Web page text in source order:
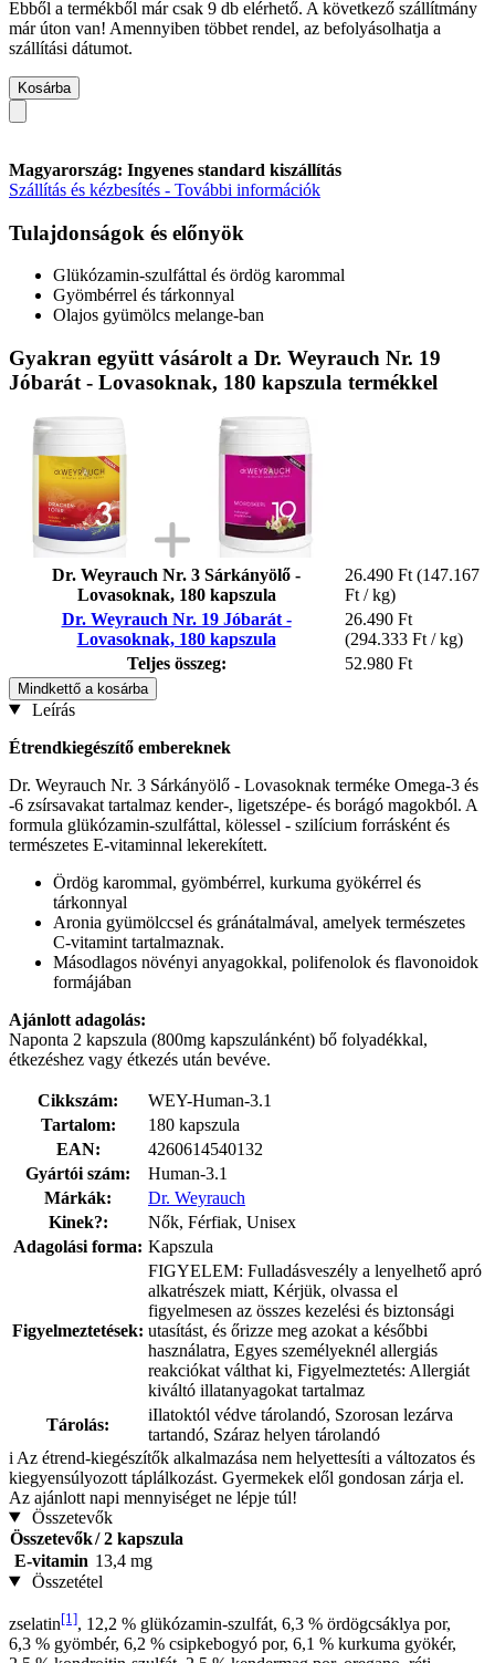
Ebből a termékből már csak 9 db elérhető. A következő szállítmány
már úton van! Amennyiben többet rendel, az befolyásolhatja a
szállítási dátumot.
Kosárba
Magyarország: Ingyenes standard kiszállítás
Szállítás és kézbesítés - További információk
Tulajdonságok és előnyök
Glükózamin-szulfáttal és ördög karommal
Gyömbérrel és tárkonnyal
Olajos gyümölcs melange-ban
Gyakran együtt vásárolt a Dr. Weyrauch Nr. 19
Jóbarát - Lovasoknak, 180 kapszula termékkel
Dr. Weyrauch Nr. 3 Sárkányölő -
Lovasoknak, 180 kapszula
26.490 Ft (147.167
Ft / kg)
Dr. Weyrauch Nr. 19 Jóbarát -
Lovasoknak, 180 kapszula
26.490 Ft
(294.333 Ft / kg)
Teljes összeg:
52.980 Ft
Mindkettő a kosárba
Leírás
Étrendkiegészítő embereknek
Dr. Weyrauch Nr. 3 Sárkányölő - Lovasoknak terméke Omega-3 és
-6 zsírsavakat tartalmaz kender-, ligetszépe- és borágó magokból. A
formula glükózamin-szulfáttal, kölessel - szilícium forrásként és
természetes E-vitaminnal lekerekített.
Ördög karommal, gyömbérrel, kurkuma gyökérrel és
tárkonnyal
Aronia gyümölccsel és gránátalmával, amelyek természetes
C-vitamint tartalmaznak.
Másodlagos növényi anyagokkal, polifenolok és flavonoidok
formájában
Ajánlott adagolás:
Naponta 2 kapszula (800mg kapszulánként) bő folyadékkal,
étkezéshez vagy étkezés után bevéve.
Cikkszám:
WEY-Human-3.1
Tartalom:
180 kapszula
EAN:
4260614540132
Gyártói szám:
Human-3.1
Márkák:
Dr. Weyrauch
Kinek?:
Nők, Férfiak, Unisex
Adagolási forma: Kapszula
Figyelmeztetések:
FIGYELEM: Fulladásveszély a lenyelhető apró
alkatrészek miatt, Kérjük, olvassa el
figyelmesen az összes kezelési és biztonsági
utasítást, és őrizze meg azokat a későbbi
használatra, Egyes személyeknél allergiás
reakciókat válthat ki, Figyelmeztetés: Allergiát
kiváltó illatanyagokat tartalmaz
Tárolás:
iIlatoktól védve tárolandó, Szorosan lezárva
tartandó, Száraz helyen tárolandó
i Az étrend-kiegészítők alkalmazása nem helyettesíti a változatos és
kiegyensúlyozott táplálkozást. Gyermekek elől gondosan zárja el.
Az ajánlott napi mennyiséget ne lépje túl!
Összetevők
Összetevők/ 2 kapszula
E-vitamin 13,4 mg
Összetétel
zselatin[1], 12,2 % glükózamin-szulfát, 6,3 % ördögcsáklya por,
6,3 % gyömbér, 6,2 % csipkebogyó por, 6,1 % kurkuma gyökér,